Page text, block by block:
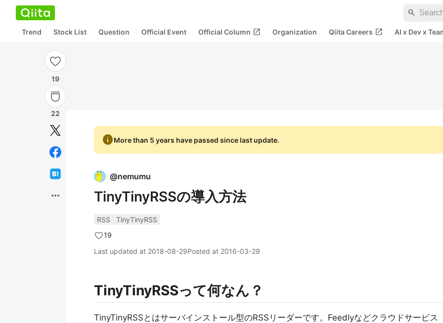
search
Trend Stock List Question Official Event Official Column open_in_new Organization Qiita Careers open_in_new AI x Dev x
19
22
more_horiz
infoMore than 5 years have passed since last update.
@nemumu
TinyTinyRSSの導入方法
RSS
TinyTinyRSS
19
Last updated at 2018-08-29Posted at 2016-03-29
TinyTinyRSSって何なん？
TinyTinyRSSとはサーバインストール型のRSSリーダーです。Feedlyなどクラウドサービス